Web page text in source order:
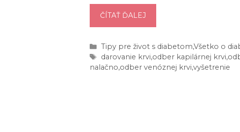
ČÍTAŤ ĎALEJ
KRVI:
MÔŽETE
JESŤ
Kategórie
Tipy pre život s diabetom,Všetko o
Značky
darovanie krvi,odber kapilárnej krvi,
nalačno,odber venóznej krvi,vyšetrenie